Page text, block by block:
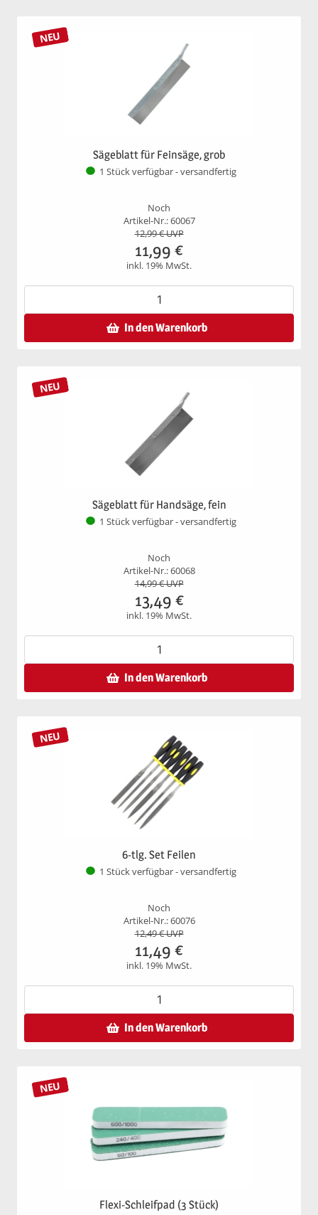
NEU
Sägeblatt für Feinsäge, grob
1 Stück verfügbar - versandfertig
Noch
Artikel-Nr.: 60067
12,99€ UVP
11,99 €
inkl. 19% MwSt.
In den Warenkorb
NEU
Sägeblatt für Handsäge, fein
1 Stück verfügbar - versandfertig
Noch
Artikel-Nr.: 60068
14,99€ UVP
13,49 €
inkl. 19% MwSt.
In den Warenkorb
NEU
6-tlg. Set Feilen
1 Stück verfügbar - versandfertig
Noch
Artikel-Nr.: 60076
12,49€ UVP
11,49 €
inkl. 19% MwSt.
In den Warenkorb
NEU
Flexi-Schleifpad (3 Stück)